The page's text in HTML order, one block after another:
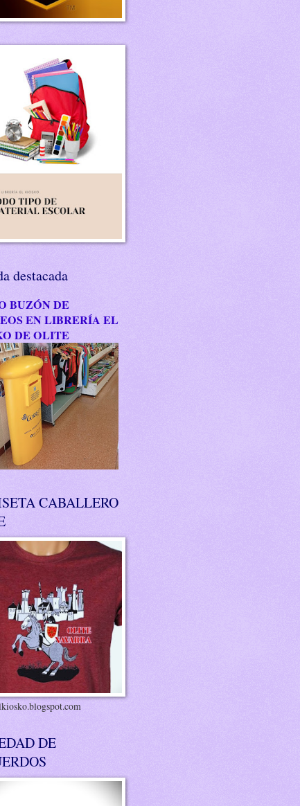
destacada
BUZÓN DE
EN LIBRERÍA EL
DE OLITE
CABALLERO
DE